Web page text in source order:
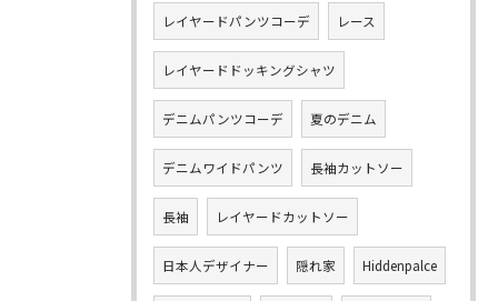
レイヤードパンツコーデ レース
レイヤードドッキングシャツ
デニムパンツコーデ 夏のデニム
デニムワイドパンツ 長袖カットソー
長袖 レイヤードカットソー
日本人デザイナー 隠れ家 Hiddenpalce